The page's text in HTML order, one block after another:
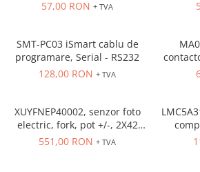
57,00 RON + TVA
SMT-PC03 iSmart cablu de
programare, Serial - RS232
128,00 RON + TVA
A, Aux
XUYFNEP40002, senzor foto
electric, fork, pot +/-, 2X42
mm, 12...24 VDC, M8
551,00 RON + TVA